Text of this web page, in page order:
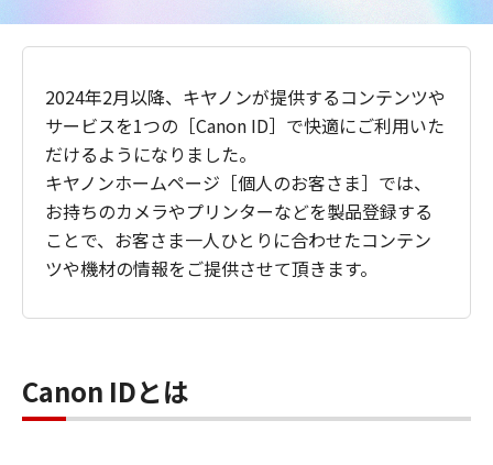
2024年2月以降、キヤノンが提供するコンテンツや
サービスを1つの［Canon ID］で快適にご利用いた
だけるようになりました。
キヤノンホームページ［個人のお客さま］では、
お持ちのカメラやプリンターなどを製品登録する
ことで、お客さま一人ひとりに合わせたコンテン
ツや機材の情報をご提供させて頂きます。
Canon IDとは